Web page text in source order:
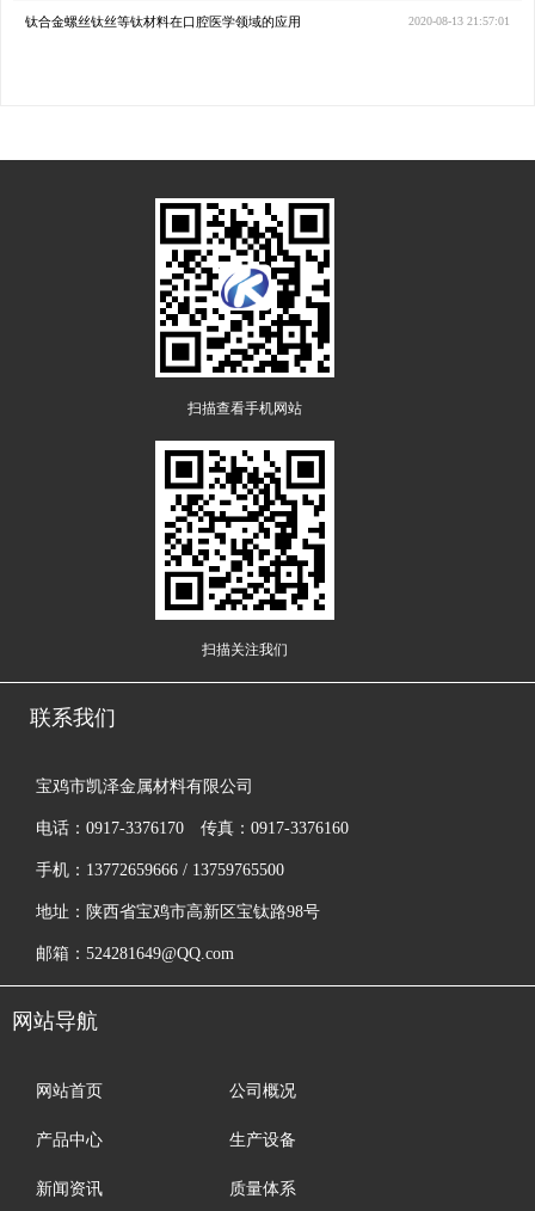
2020-08-13 21:57:01
钛合金螺丝钛丝等钛材料在口腔医学领域的应用
扫描查看手机网站
扫描关注我们
联系我们
宝鸡市凯泽金属材料有限公司
电话：0917-3376170 传真：0917-3376160
手机：13772659666 / 13759765500
地址：陕西省宝鸡市高新区宝钛路98号
邮箱：524281649@QQ.com
网站导航
网站首页 公司概况
产品中心 生产设备
新闻资讯 质量体系